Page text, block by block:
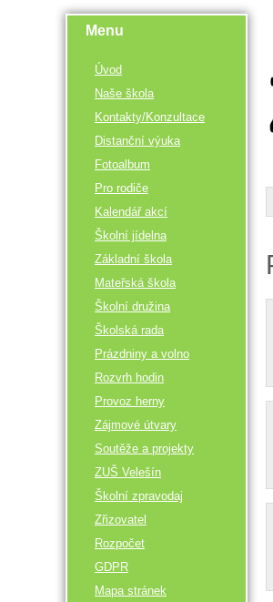
Menu
Úvod
Naše škola
Kontakty/Konzultace
Distanční výuka
Fotoalbum
Pro rodiče
Kalendář akcí
Školní jídelna
Základní škola
Mateřská škola
Školní družina
Školská rada
Prázdniny a volno
Rozvrh hodin
Provoz herny
Zájmové útvary
Soutěže a projekty
ZUŠ Velešín
Školní zpravodaj
Zřizovatel
Rozpočet
GDPR
Mapa stránek